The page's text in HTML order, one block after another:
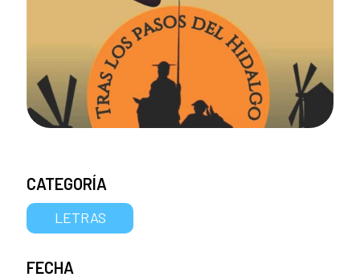
CATEGORÍA
LETRAS
FECHA